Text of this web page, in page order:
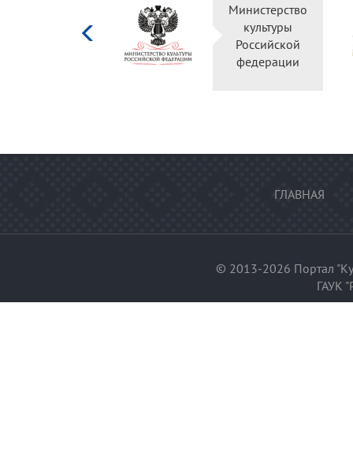
Министерство
культуры
Российской
федерации
ГЛАВНАЯ
© 2013-2026 Портал
ГАУК